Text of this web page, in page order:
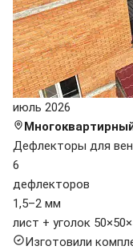
июль 2026
Дефлекторы для
6
дефлекторов
1,5–2 мм
лист + уголок
Изготовили